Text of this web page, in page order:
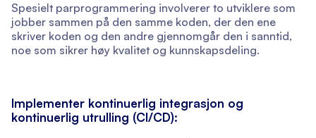
Spesielt parprogrammering involverer to utviklere som
jobber sammen på den samme koden, der den ene
skriver koden og den andre gjennomgår den i sanntid,
noe som sikrer høy kvalitet og kunnskapsdeling.
Implementer kontinuerlig integrasjon og
kontinuerlig utrulling (CI/CD):